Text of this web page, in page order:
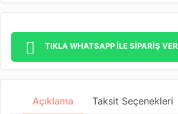
TIKLA WHATSAPP İLE SİPARİŞ VER
Açıklama Taksit Seçenekleri